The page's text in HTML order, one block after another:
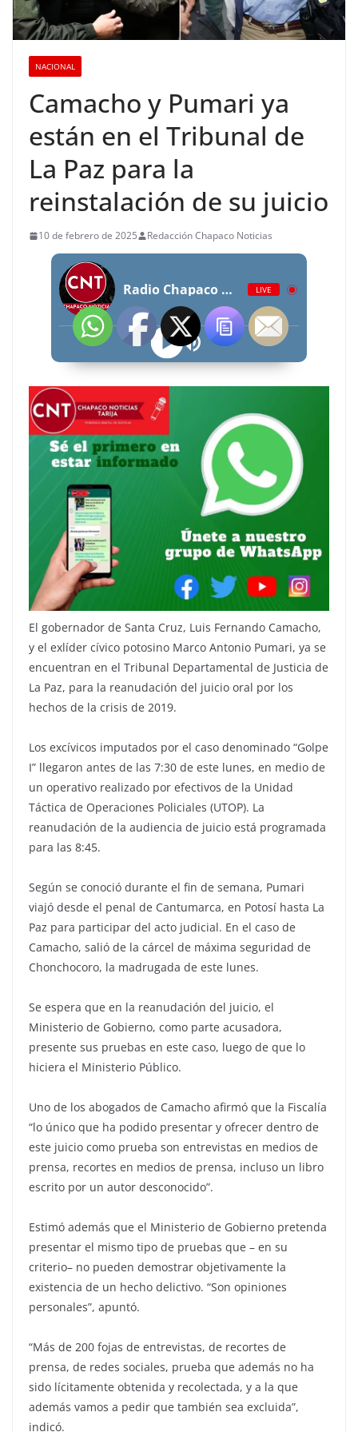
NACIONAL
Camacho y Pumari ya
están en el Tribunal de
La Paz para la
reinstalación de su juicio
10 de febrero de 2025 Redacción Chapaco Noticias
Radio Chapaco Noticias Las 24 horas en vivo LIVE
El gobernador de Santa Cruz, Luis Fernando Camacho,
y el exlíder cívico potosino Marco Antonio Pumari, ya se
encuentran en el Tribunal Departamental de Justicia de
La Paz, para la reanudación del juicio oral por los
hechos de la crisis de 2019.
Los excívicos imputados por el caso denominado “Golpe
I” llegaron antes de las 7:30 de este lunes, en medio de
un operativo realizado por efectivos de la Unidad
Táctica de Operaciones Policiales (UTOP). La
reanudación de la audiencia de juicio está programada
para las 8:45.
Según se conoció durante el fin de semana, Pumari
viajó desde el penal de Cantumarca, en Potosí hasta La
Paz para participar del acto judicial. En el caso de
Camacho, salió de la cárcel de máxima seguridad de
Chonchocoro, la madrugada de este lunes.
Se espera que en la reanudación del juicio, el
Ministerio de Gobierno, como parte acusadora,
presente sus pruebas en este caso, luego de que lo
hiciera el Ministerio Público.
Uno de los abogados de Camacho afirmó que la Fiscalía
“lo único que ha podido presentar y ofrecer dentro de
este juicio como prueba son entrevistas en medios de
prensa, recortes en medios de prensa, incluso un libro
escrito por un autor desconocido”.
Estimó además que el Ministerio de Gobierno pretenda
presentar el mismo tipo de pruebas que – en su
criterio– no pueden demostrar objetivamente la
existencia de un hecho delictivo. “Son opiniones
personales”, apuntó.
“Más de 200 fojas de entrevistas, de recortes de
prensa, de redes sociales, prueba que además no ha
sido lícitamente obtenida y recolectada, y a la que
además vamos a pedir que también sea excluida”,
indicó.